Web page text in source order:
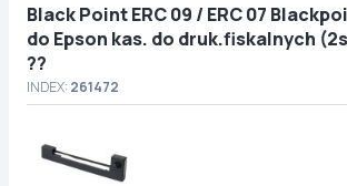
Black Point ERC 09 / ERC 07
do Epson kas. do druk.fiskalnych
??
INDEX:261472